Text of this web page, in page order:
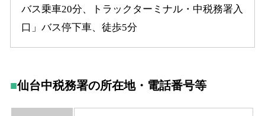
バス乗車20分、トラックターミナル・中税務署入
口」バス停下車、徒歩5分
仙台中税務署の所在地・電話番号等